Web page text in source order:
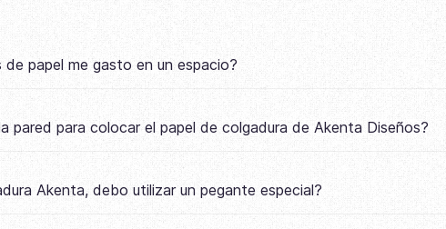
papel me gasto en un espacio?
pared para colocar el papel de colgadura de Akenta Diseños?
Akenta, debo utilizar un pegante especial?